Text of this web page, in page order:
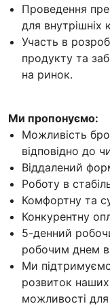
Проведення
для внутрішніх
Участь в
продукту та
на ринок.
Ми пропонуємо:
Можливість
відповідно до
Віддалений
Роботу в
Комфортну та
Конкурентну
5-денний
робочим днем
Ми
розвиток наших
можливості